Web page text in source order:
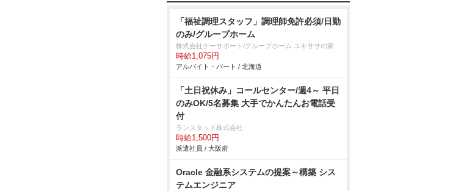
「福祉調理スタッフ」調理師免許必須/日勤
のみ/グループホーム
株式会社ケーサポート/グループホーム ユキササの家
時給1,075円
アルバイト・パート / 北海道
「土日祝休み」コールセンター/週4～ 平日
のみOK/5名募集 大手でかんたんお電話受
付
ランスタッド株式会社
時給1,500円
派遣社員 / 大阪府
Oracle 金融系システムの提案～構築 シス
テムエンジニア